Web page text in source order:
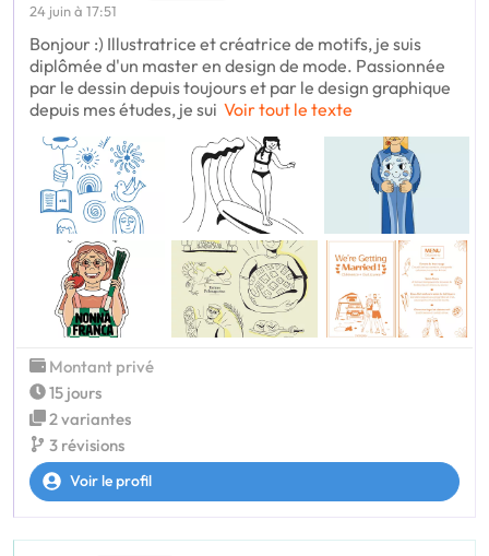
24 juin à 17:51
Bonjour :) Illustratrice et créatrice de motifs, je suis
diplômée d'un master en design de mode. Passionnée
par le dessin depuis toujours et par le design graphique
depuis mes études, je sui Voir tout le texte
Montant privé
15 jours
2 variantes
3 révisions
Voir le profil